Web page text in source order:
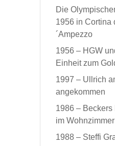
Die
1956 in Cortina
´Ampezzo
1956 – HGW
Einheit zum
1997 – Ullrich
angekommen
1986 – Beckers
im Wohnzimmer
1988 – Steffi